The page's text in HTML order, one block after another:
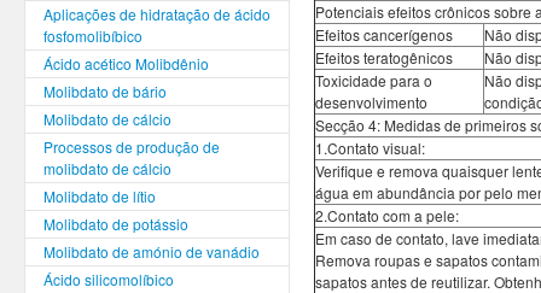
Aplicações de hidratação de ácido
fosfomolibíbico
Ácido acético Molibdênio
Molibdato de bário
Molibdato de cálcio
Processos de produção de
molibdato de cálcio
Molibdato de lítio
Molibdato de potássio
Molibdato de amónio de vanádio
Ácido silicomolíbico
Potenciais efeitos crônicos sobre
Efeitos cancerígenos
Não
Efeitos teratogênicos
Não
Toxicidade para o
desenvolvimento
Não
Secção 4: Medidas de primeiros
1.Contato visual:
Verifique e remova quaisquer
água em abundância por pelo
2.Contato com a pele:
Em caso de contato, lave
Remova roupas e sapatos
sapatos antes de reutilizar.